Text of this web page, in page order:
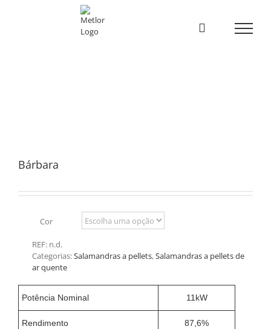
Bárbara
Potência Nominal 11kW
Rendimento 87,6%
Cor
REF: n.d.
Categorias:Salamandras a pellets,Salamandras a pellets de
ar quente